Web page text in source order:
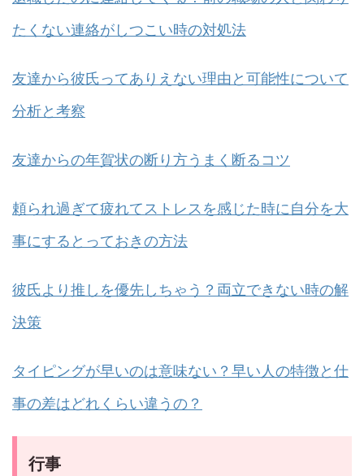
たくない連絡がしつこい時の対処法
友達から彼氏ってありえない理由と可能性について
分析と考察
友達からの年賀状の断り方うまく断るコツ
頼られ過ぎて疲れてストレスを感じた時に自分を大
事にするとっておきの方法
彼氏より推しを優先しちゃう？両立できない時の解
決策
タイピングが早いのは意味ない？早い人の特徴と仕
事の差はどれくらい違うの？
行事